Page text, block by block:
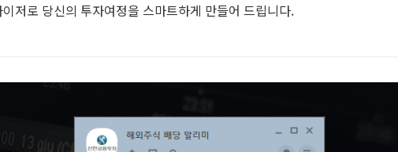
저로 당신의 투자여정을 스마트하게 만들어 드립니다.